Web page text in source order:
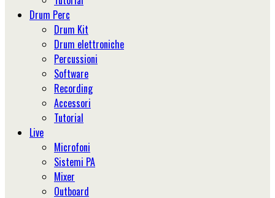
Drum Perc
Drum Kit
Drum elettroniche
Percussioni
Software
Recording
Accessori
Tutorial
Live
Microfoni
Sistemi PA
Mixer
Outboard